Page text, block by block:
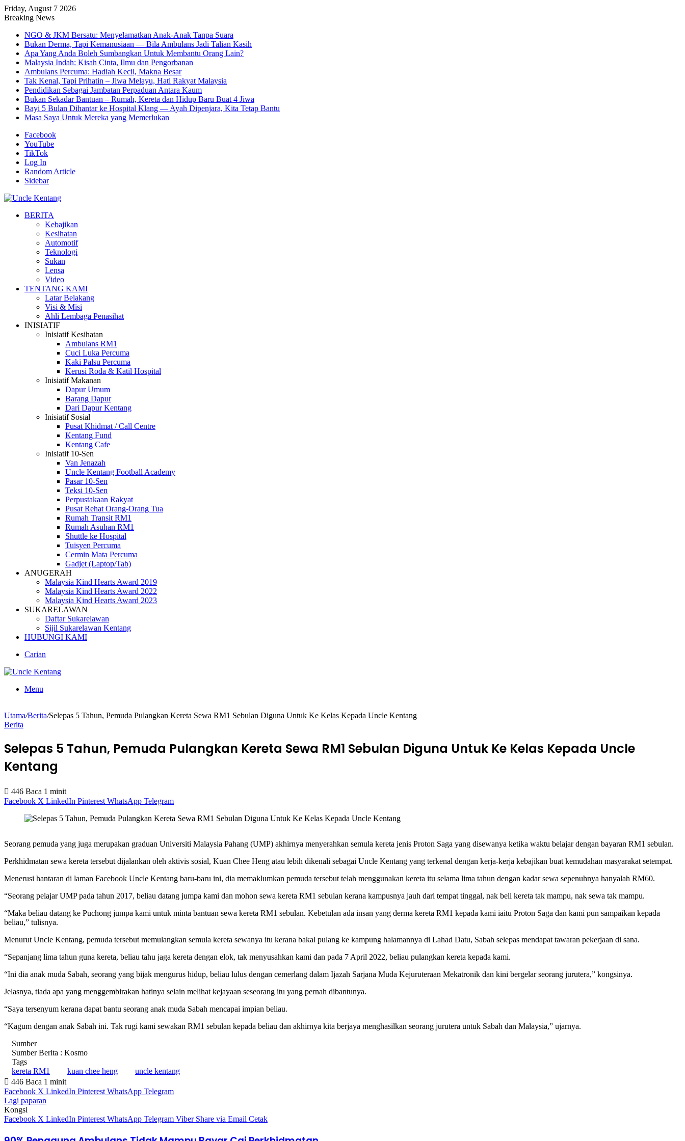
Friday, August 7 2026
Breaking News
NGO & JKM Bersatu: Menyelamatkan Anak-Anak Tanpa Suara
Bukan Derma, Tapi Kemanusiaan — Bila Ambulans Jadi Talian Kasih
Apa Yang Anda Boleh Sumbangkan Untuk Membantu Orang Lain?
Malaysia Indah: Kisah Cinta, Ilmu dan Pengorbanan
Ambulans Percuma: Hadiah Kecil, Makna Besar
Tak Kenal, Tapi Prihatin – Jiwa Melayu, Hati Rakyat Malaysia
Pendidikan Sebagai Jambatan Perpaduan Antara Kaum
Bukan Sekadar Bantuan – Rumah, Kereta dan Hidup Baru Buat 4 Jiwa
Bayi 5 Bulan Dihantar ke Hospital Klang — Ayah Dipenjara, Kita Tetap Bantu
Masa Saya Untuk Mereka yang Memerlukan
Facebook
YouTube
TikTok
Log In
Random Article
Sidebar
BERITA
Kebajikan
Kesihatan
Automotif
Teknologi
Sukan
Lensa
Video
TENTANG KAMI
Latar Belakang
Visi & Misi
Ahli Lembaga Penasihat
INISIATIF
Inisiatif Kesihatan
Ambulans RM1
Cuci Luka Percuma
Kaki Palsu Percuma
Kerusi Roda & Katil Hospital
Inisiatif Makanan
Dapur Umum
Barang Dapur
Dari Dapur Kentang
Inisiatif Sosial
Pusat Khidmat / Call Centre
Kentang Fund
Kentang Cafe
Inisiatif 10-Sen
Van Jenazah
Uncle Kentang Football Academy
Pasar 10-Sen
Teksi 10-Sen
Perpustakaan Rakyat
Pusat Rehat Orang-Orang Tua
Rumah Transit RM1
Rumah Asuhan RM1
Shuttle ke Hospital
Tuisyen Percuma
Cermin Mata Percuma
Gadjet (Laptop/Tab)
ANUGERAH
Malaysia Kind Hearts Award 2019
Malaysia Kind Hearts Award 2022
Malaysia Kind Hearts Award 2023
SUKARELAWAN
Daftar Sukarelawan
Sijil Sukarelawan Kentang
HUBUNGI KAMI
Carian
Menu
Utama/Berita/Selepas 5 Tahun, Pemuda Pulangkan Kereta Sewa RM1 Sebulan Diguna Untuk Ke Kelas Kepada Uncle Kentang
Berita
Selepas 5 Tahun, Pemuda Pulangkan Kereta Sewa RM1 Sebulan Diguna Untuk Ke Kelas Kepada Uncle
Kentang
446 Baca 1 minit
Facebook X LinkedIn Pinterest WhatsApp Telegram
Seorang pemuda yang juga merupakan graduan Universiti Malaysia Pahang (UMP) akhirnya menyerahkan semula kereta jenis Proton Saga yang disewanya ketika waktu belajar dengan bayaran RM1 sebulan.
Perkhidmatan sewa kereta tersebut dijalankan oleh aktivis sosial, Kuan Chee Heng atau lebih dikenali sebagai Uncle Kentang yang terkenal dengan kerja-kerja kebajikan buat kemudahan masyarakat setempat.
Menerusi hantaran di laman Facebook Uncle Kentang baru-baru ini, dia memaklumkan pemuda tersebut telah menggunakan kereta itu selama lima tahun dengan kadar sewa sepenuhnya hanyalah RM60.
“Seorang pelajar UMP pada tahun 2017, beliau datang jumpa kami dan mohon sewa kereta RM1 sebulan kerana kampusnya jauh dari tempat tinggal, nak beli kereta tak mampu, nak sewa tak mampu.
“Maka beliau datang ke Puchong jumpa kami untuk minta bantuan sewa kereta RM1 sebulan. Kebetulan ada insan yang derma kereta RM1 kepada kami iaitu Proton Saga dan kami pun sampaikan kepada
beliau,” tulisnya.
Menurut Uncle Kentang, pemuda tersebut memulangkan semula kereta sewanya itu kerana bakal pulang ke kampung halamannya di Lahad Datu, Sabah selepas mendapat tawaran pekerjaan di sana.
“Sepanjang lima tahun guna kereta, beliau tahu jaga kereta dengan elok, tak menyusahkan kami dan pada 7 April 2022, beliau pulangkan kereta kepada kami.
“Ini dia anak muda Sabah, seorang yang bijak mengurus hidup, beliau lulus dengan cemerlang dalam Ijazah Sarjana Muda Kejuruteraan Mekatronik dan kini bergelar seorang jurutera,” kongsinya.
Jelasnya, tiada apa yang menggembirakan hatinya selain melihat kejayaan seseorang itu yang pernah dibantunya.
“Saya tersenyum kerana dapat bantu seorang anak muda Sabah mencapai impian beliau.
“Kagum dengan anak Sabah ini. Tak rugi kami sewakan RM1 sebulan kepada beliau dan akhirnya kita berjaya menghasilkan seorang jurutera untuk Sabah dan Malaysia,” ujarnya.
Sumber
Sumber Berita : Kosmo
Tags
kereta RM1
kuan chee heng
uncle kentang
446 Baca 1 minit
Facebook X LinkedIn Pinterest WhatsApp Telegram
Lagi paparan
Kongsi
Facebook X LinkedIn Pinterest WhatsApp Telegram Viber Share via Email Cetak